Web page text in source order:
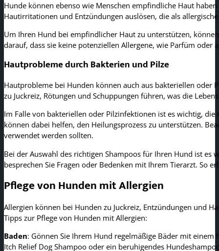
Hunde können ebenso wie Menschen empfindliche Haut
Hautirritationen und Entzündungen auslösen, die als
Um Ihren Hund bei empfindlicher Haut zu unterstützen,
darauf, dass sie keine potenziellen Allergene, wie Parfüm oder
Hautprobleme durch Bakterien und Pilze
Hautprobleme bei Hunden können auch aus bakteriellen oder
zu Juckreiz, Rötungen und Schuppungen führen, was die
Im Falle von bakteriellen oder Pilzinfektionen ist es wichtig,
können dabei helfen, den Heilungsprozess zu unterstützen.
verwendet werden sollten.
Bei der Auswahl des richtigen Shampoos für Ihren Hund ist es
besprechen Sie Fragen oder Bedenken mit Ihrem Tierarzt. So
Pflege von Hunden mit Allergien
Allergien können bei Hunden zu Juckreiz, Entzündungen und
Tipps zur Pflege von Hunden mit Allergien:
Baden: Gönnen Sie Ihrem Hund regelmäßige Bäder mit einem
Itch Relief Dog Shampoo oder ein beruhigendes